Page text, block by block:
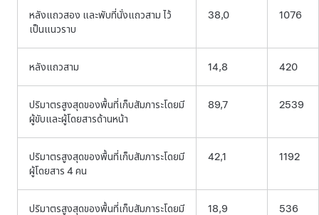
หลังแถวสอง และพับที่นั่งแถวสาม ไว้
เป็นแนวราบ
38,0 1076
หลังแถวสาม 14,8 420
ปริมาตรสูงสุดของพื้นที่เก็บสัมภาระโดยมี
ผู้ขับและผู้โดยสารด้านหน้า
89,7 2539
ปริมาตรสูงสุดของพื้นที่เก็บสัมภาระโดยมี
ผู้โดยสาร 4 คน
42,1 1192
ปริมาตรสูงสุดของพื้นที่เก็บสัมภาระโดยมี
18,9 536